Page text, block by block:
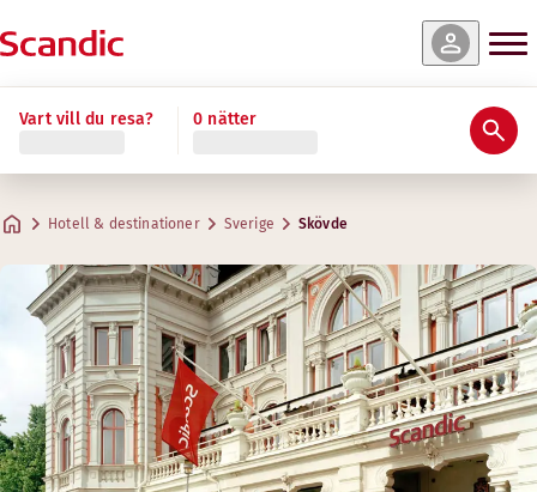
Vart vill du resa? 0 nätter
Hotell & destinationer Sverige Skövde